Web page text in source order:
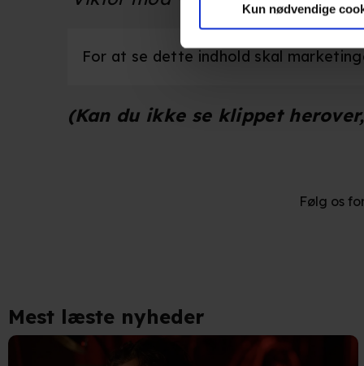
marketingformål. Disse
enhed for at vise dig
produktudvikling og opnå
Indsamle præcise
læse mere om vores brug af
Kun nødvendige
For at se dette indhold skal
(Kan du ikke se klippet
Følg os
Mest læste nyheder